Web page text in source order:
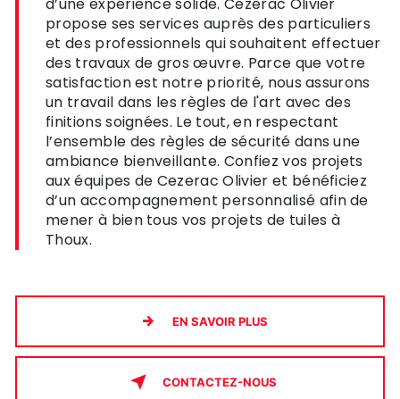
d’une expérience solide. Cezerac Olivier
propose ses services auprès des particuliers
et des professionnels qui souhaitent effectuer
des travaux de gros œuvre. Parce que votre
satisfaction est notre priorité, nous assurons
un travail dans les règles de l'art avec des
finitions soignées. Le tout, en respectant
l’ensemble des règles de sécurité dans une
ambiance bienveillante. Confiez vos projets
aux équipes de Cezerac Olivier et bénéficiez
d’un accompagnement personnalisé afin de
mener à bien tous vos projets de tuiles à
Thoux.
EN SAVOIR PLUS
CONTACTEZ-NOUS